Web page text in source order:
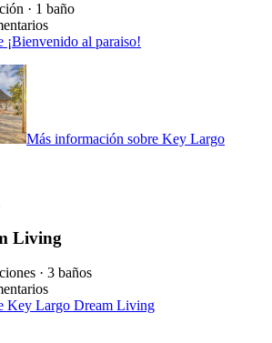
· 1 baño
¡Bienvenido al paraiso!
Más información sobre Key Largo
Living
· 3 baños
Key Largo Dream Living